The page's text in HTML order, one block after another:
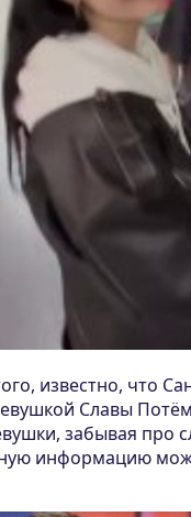
известно, что
Славы
забывая про
информацию